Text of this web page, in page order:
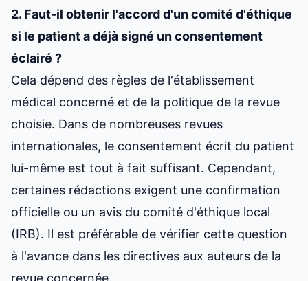
2. Faut-il obtenir l'accord d'un comité d'éthique
si le patient a déjà signé un consentement
éclairé ?
Cela dépend des règles de l'établissement
médical concerné et de la politique de la revue
choisie. Dans de nombreuses revues
internationales, le consentement écrit du patient
lui-même est tout à fait suffisant. Cependant,
certaines rédactions exigent une confirmation
officielle ou un avis du comité d'éthique local
(IRB). Il est préférable de vérifier cette question
à l'avance dans les directives aux auteurs de la
revue concernée.